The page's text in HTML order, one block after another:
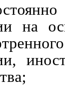
на